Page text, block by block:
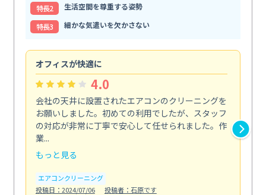
特⻑2
生活空間を尊重する姿勢
特⻑3
細かな気遣いを欠かさない
オフィスが快適に
4.0
会社の天井に設置されたエアコンのクリーニングを
お願いしました。初めての利用でしたが、スタッフ
の対応が非常に丁寧で安心して任せられました。作
業...
もっと見る
エアコンクリーニング
投稿日：2024/07/06
投稿者：石原です